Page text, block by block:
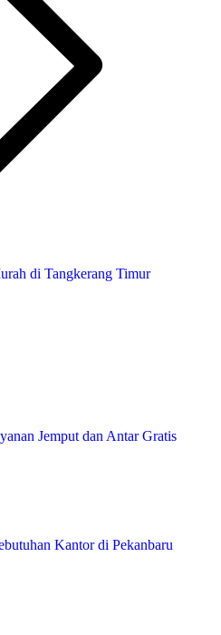
di Tangkerang Timur
Jemput dan Antar Gratis
Kantor di Pekanbaru